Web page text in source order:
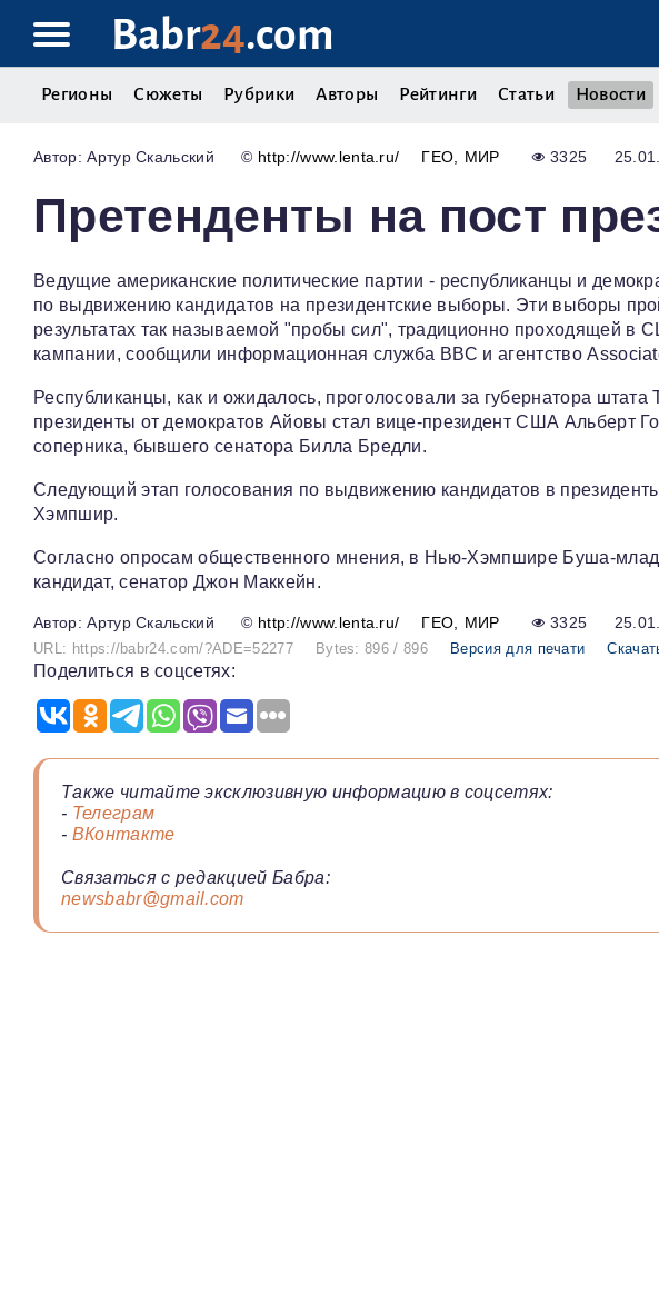
Babr24.com
Регионы Сюжеты Рубрики Авторы Рейтинги Статьи Новости
Артур Скальский © http://www.lenta.ru/ ГЕО МИР 3325
Претенденты на пост
Ведущие американские политические партии - республиканцы и
по выдвижению кандидатов на президентские выборы. Эти выборы
результатах так называемой "пробы сил", традиционно проходящей в
кампании, сообщили информационная служба ВВС и агентство
Республиканцы, как и ожидалось, проголосовали за губернатора
президенты от демократов Айовы стал вице-президент США Альберт
соперника, бывшего сенатора Билла Бредли.
Следующий этап голосования по выдвижению кандидатов в
Хэмпшир.
Согласно опросам общественного мнения, в Нью-Хэмпшире Буша-
кандидат, сенатор Джон Маккейн.
Артур Скальский © http://www.lenta.ru/ ГЕО МИР 3325
URL: https://babr24.com/?ADE=52277 Bytes: 896 / 896 Версия для печати
Поделиться в соцсетях:
Также читайте эксклюзивную информацию в соцсетях:
- Телеграм
- ВКонтакте
Связаться с редакцией Бабра:
newsbabr@gmail.com